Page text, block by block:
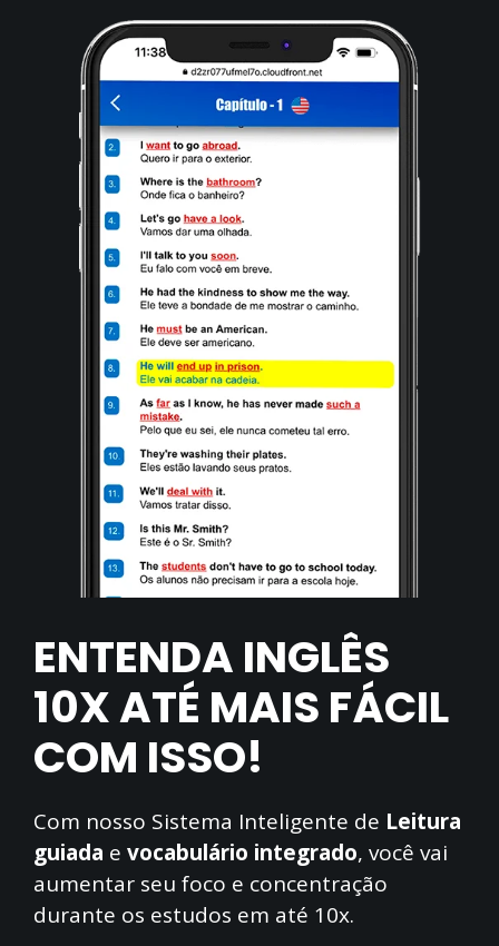
ENTENDA INGLÊS
10X ATÉ MAIS FÁCIL
COM ISSO!
Com nosso Sistema Inteligente de Leitura
guiada e vocabulário integrado, você vai
aumentar seu foco e concentração
durante os estudos em até 10x.